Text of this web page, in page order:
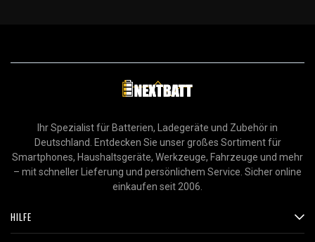
Ihr Spezialist für Batterien, Ladegeräte und Zubehör in
Deutschland. Entdecken Sie unser großes Sortiment für
Smartphones, Haushaltsgeräte, Werkzeuge, Fahrzeuge und mehr
– mit schneller Lieferung und persönlichem Service. Sicher online
einkaufen seit 2006.
HILFE